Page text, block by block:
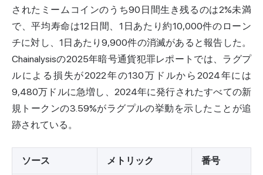
されたミームコインのうち90日間生き残るのは2%未満
で、平均寿命は12日間、1日あたり約10,000件のローン
チに対し、1日あたり9,900件の消滅があると報告した。
Chainalysisの2025年暗号通貨犯罪レポートでは、ラグプ
ルによる損失が2022年の130万ドルから2024年には
9,480万ドルに急増し、2024年に発行されたすべての新
規トークンの3.59%がラグプルの挙動を示したことが追
跡されている。
ソース メトリック 番号